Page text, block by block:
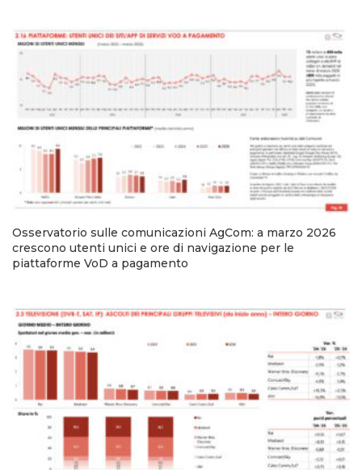
Osservatorio sulle comunicazioni AgCom: a marzo 2026
crescono utenti unici e ore di navigazione per le
piattaforme VoD a pagamento